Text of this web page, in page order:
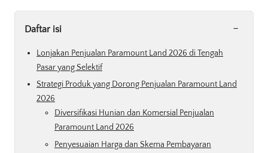
Daftar isi -
Lonjakan Penjualan Paramount Land 2026 di Tengah
Pasar yang Selektif
Strategi Produk yang Dorong Penjualan Paramount Land
2026
Diversifikasi Hunian dan Komersial Penjualan
Paramount Land 2026
Penyesuaian Harga dan Skema Pembayaran